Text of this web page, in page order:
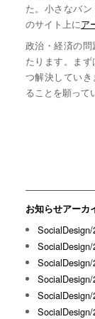
た。小さなバ
のサイト上にア
政治・経済の
たります。ま
つ解決してい
ることを願って
お知らせアーカ
SocialDesign/